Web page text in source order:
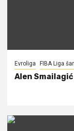
Evroliga FIBA Liga
Alen